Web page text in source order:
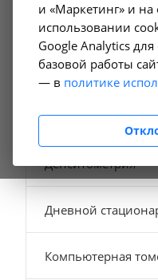
Амбулаторно-
поликлинические
Гемодиализ
Денситометрия
Дневной
Компьютерная
и «Маркетинг» и
использовании
Google Analytics
базовой работы
— в политике